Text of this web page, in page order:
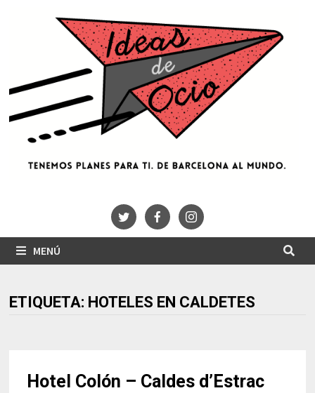
MENÚ
ETIQUETA: HOTELES EN CALDETES
Hotel Colón – Caldes d’Estrac